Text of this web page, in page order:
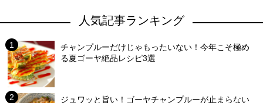
人気記事ランキング
チャンプルーだけじゃもったいない！今年こそ極め
る夏ゴーヤ絶品レシピ3選
ジュワッと旨い！ゴーヤチャンプルーが止まらない